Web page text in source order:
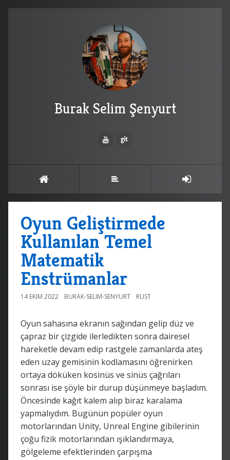
Burak Selim Şenyurt
Oyun Geliştirmede
Kullanılan Temel
Matematik
Enstrümanlar
14 EKIM 2022 BURAK-SELIM-SENYURT RUST
Oyun sahasına ekranın sağından gelip düz ve
çapraz bir çizgide ilerledikten sonra dairesel
hareketle devam edip rastgele zamanlarda ateş
eden uzay gemisinin kodlamasını öğrenirken
ortaya döküken kosinüs ve sinüs çağrıları
sonrası ise şöyle bir durup düşünmeye başladım.
Öncesinde kağıt kalem alıp biraz karalama
yapmalıydım. Bugünün popüler oyun
motorlarından Unity, Unreal Engine gibilerinin
çoğu fizik motorlarından ışıklandırmaya,
gölgeleme efektlerinden çarpışma